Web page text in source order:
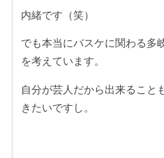
内緒です（笑）
でも本当にバスケに関わる多
を考えています。
自分が芸人だから出来ること
きたいですし。